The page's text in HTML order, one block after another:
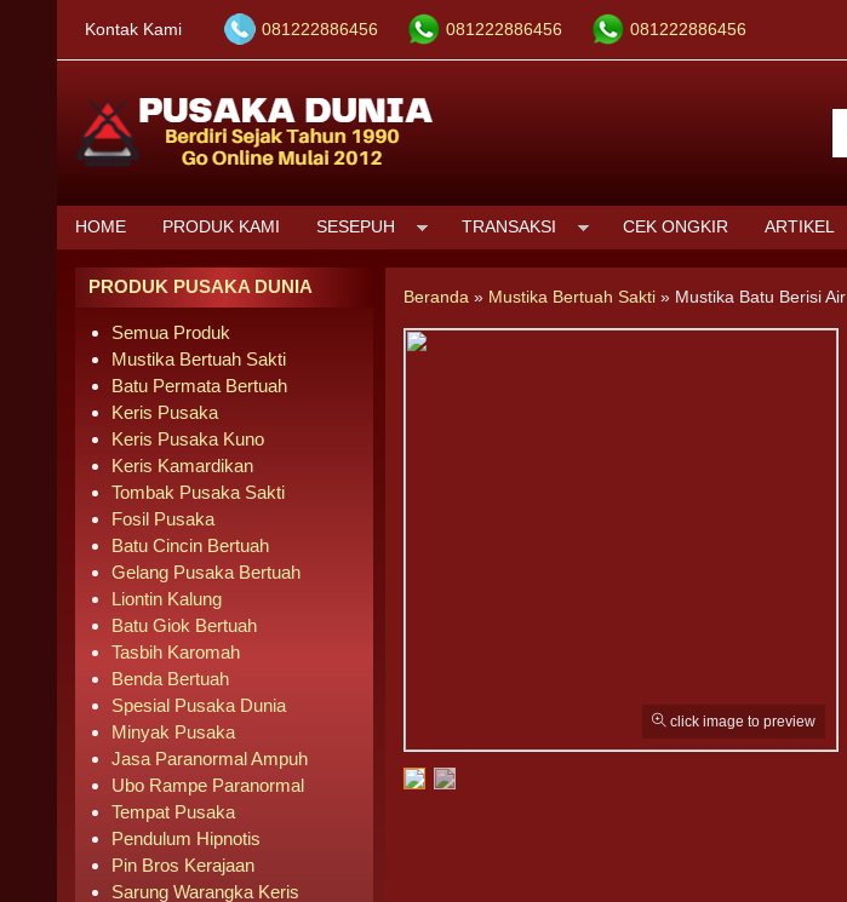
Kontak Kami 081222886456 081222886456 081222886456
HOME PRODUK KAMI SESEPUH TRANSAKSI CEK ONGKIR ARTIKEL
Beranda » Mustika Bertuah Sakti » Mustika Batu Berisi Air
click image to preview
PRODUK PUSAKA DUNIA
Semua Produk
Mustika Bertuah Sakti
Batu Permata Bertuah
Keris Pusaka
Keris Pusaka Kuno
Keris Kamardikan
Tombak Pusaka Sakti
Fosil Pusaka
Batu Cincin Bertuah
Gelang Pusaka Bertuah
Liontin Kalung
Batu Giok Bertuah
Tasbih Karomah
Benda Bertuah
Spesial Pusaka Dunia
Minyak Pusaka
Jasa Paranormal Ampuh
Ubo Rampe Paranormal
Tempat Pusaka
Pendulum Hipnotis
Pin Bros Kerajaan
Sarung Warangka Keris